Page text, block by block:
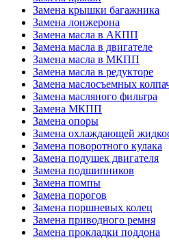
Замена крышки багажника
Замена лонжерона
Замена масла в АКПП
Замена масла в двигателе
Замена масла в МКПП
Замена масла в редукторе
Замена маслосъемных
Замена масляного фильтра
Замена МКПП
Замена опоры
Замена охлаждающей
Замена поворотного кулака
Замена подушек двигателя
Замена подшипников
Замена помпы
Замена порогов
Замена поршневых колец
Замена приводного ремня
Замена прокладки поддона